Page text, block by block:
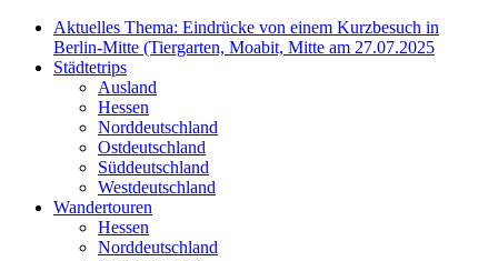
Aktuelles Thema: Eindrücke von einem Kurzbesuch in
Berlin-Mitte (Tiergarten, Moabit, Mitte am 27.07.2025
Städtetrips
Ausland
Hessen
Norddeutschland
Ostdeutschland
Süddeutschland
Westdeutschland
Wandertouren
Hessen
Norddeutschland